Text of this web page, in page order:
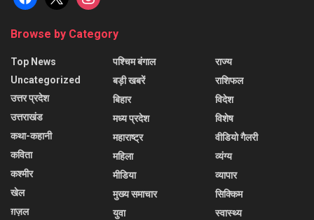
Browse by Category
Top News
Uncategorized
उत्तर प्रदेश
उत्तराखंड
कथा-कहानी
कविता
कश्मीर
खेल
ग़ज़ल
पश्चिम बंगाल
बड़ी खबरें
बिहार
मध्य प्रदेश
महाराष्ट्र
महिला
मीडिया
मुख्य समाचार
युवा
राज्य
राशिफल
विदेश
विशेष
वीडियो गैलरी
व्यंग्य
व्यापार
सिक्किम
स्वास्थ्य